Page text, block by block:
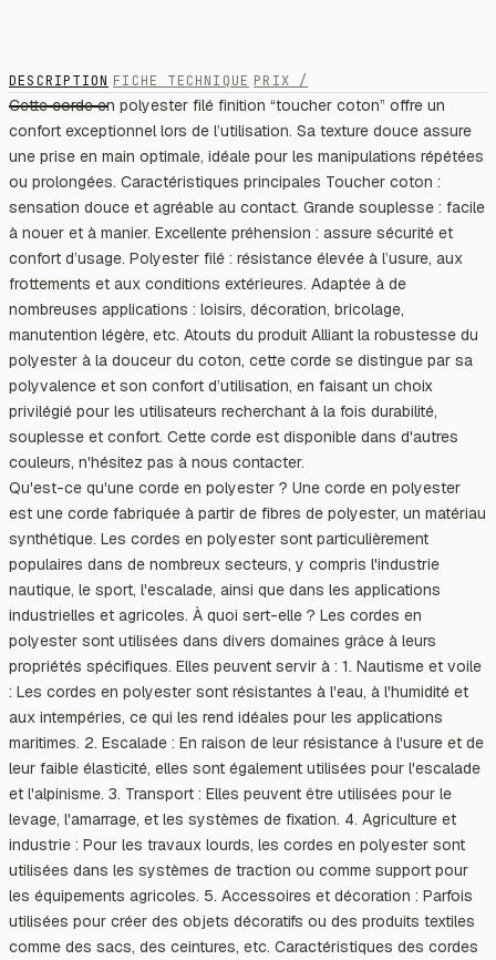
DESCRIPTION FICHE TECHNIQUE PRIX /
Cette corde en polyester filé finition “toucher coton” offre un
confort exceptionnel lors de l’utilisation. Sa texture douce assure
une prise en main optimale, idéale pour les manipulations répétées
ou prolongées. Caractéristiques principales Toucher coton :
sensation douce et agréable au contact. Grande souplesse : facile
à nouer et à manier. Excellente préhension : assure sécurité et
confort d’usage. Polyester filé : résistance élevée à l’usure, aux
frottements et aux conditions extérieures. Adaptée à de
nombreuses applications : loisirs, décoration, bricolage,
manutention légère, etc. Atouts du produit Alliant la robustesse du
polyester à la douceur du coton, cette corde se distingue par sa
polyvalence et son confort d’utilisation, en faisant un choix
privilégié pour les utilisateurs recherchant à la fois durabilité,
souplesse et confort. Cette corde est disponible dans d'autres
couleurs, n'hésitez pas à nous contacter.
Qu'est-ce qu'une corde en polyester ? Une corde en polyester
est une corde fabriquée à partir de fibres de polyester, un matériau
synthétique. Les cordes en polyester sont particulièrement
populaires dans de nombreux secteurs, y compris l'industrie
nautique, le sport, l'escalade, ainsi que dans les applications
industrielles et agricoles. À quoi sert-elle ? Les cordes en
polyester sont utilisées dans divers domaines grâce à leurs
propriétés spécifiques. Elles peuvent servir à : 1. Nautisme et voile
: Les cordes en polyester sont résistantes à l'eau, à l'humidité et
aux intempéries, ce qui les rend idéales pour les applications
maritimes. 2. Escalade : En raison de leur résistance à l'usure et de
leur faible élasticité, elles sont également utilisées pour l'escalade
et l'alpinisme. 3. Transport : Elles peuvent être utilisées pour le
levage, l'amarrage, et les systèmes de fixation. 4. Agriculture et
industrie : Pour les travaux lourds, les cordes en polyester sont
utilisées dans les systèmes de traction ou comme support pour
les équipements agricoles. 5. Accessoires et décoration : Parfois
utilisées pour créer des objets décoratifs ou des produits textiles
comme des sacs, des ceintures, etc. Caractéristiques des cordes